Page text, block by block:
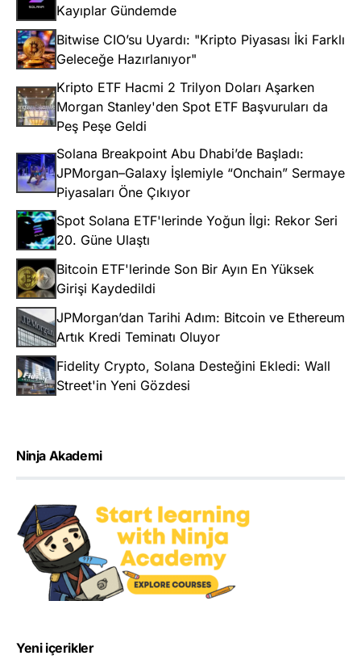
Kayıplar Gündemde
Bitwise CIO’su Uyardı: "Kripto Piyasası İki Farklı
Geleceğe Hazırlanıyor"
Kripto ETF Hacmi 2 Trilyon Doları Aşarken
Morgan Stanley'den Spot ETF Başvuruları da
Peş Peşe Geldi
Solana Breakpoint Abu Dhabi’de Başladı:
JPMorgan–Galaxy İşlemiyle “Onchain” Sermaye
Piyasaları Öne Çıkıyor
Spot Solana ETF'lerinde Yoğun İlgi: Rekor Seri
20. Güne Ulaştı
Bitcoin ETF'lerinde Son Bir Ayın En Yüksek
Girişi Kaydedildi
JPMorgan’dan Tarihi Adım: Bitcoin ve Ethereum
Artık Kredi Teminatı Oluyor
Fidelity Crypto, Solana Desteğini Ekledi: Wall
Street'in Yeni Gözdesi
Ninja Akademi
Yeni içerikler